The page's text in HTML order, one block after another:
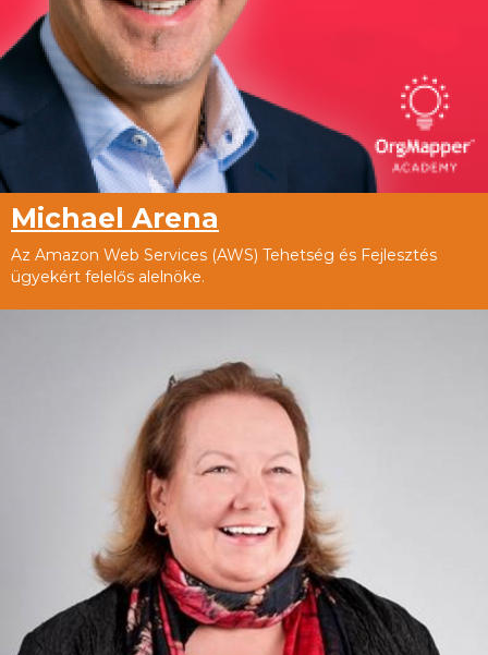
Michael Arena
Az Amazon Web Services (AWS) Tehetség és Fejlesztés
ügyekért felelős alelnöke.